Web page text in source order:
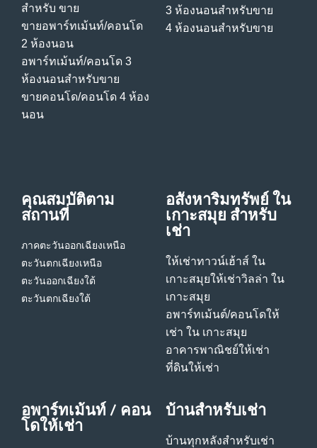
สําหรับ ขาย
ขายอพาร์ทเม้นท์/คอนโด
2 ห้องนอน
อพาร์ทเม้นท์/คอนโด 3
ห้องนอนสําหรับขาย
ขายคอนโด/คอนโด 4 ห้อง
นอน
3 ห้องนอนสําหรับขาย
4 ห้องนอนสําหรับขาย
คุณสมบัติตาม
สถานที่
ภาคตะวันออกเฉียงเหนือ
ตะวันตกเฉียงเหนือ
ตะวันออกเฉียงใต้
ตะวันตกเฉียงใต้
อสังหาริมทรัพย์ ใน
เกาะสมุย สําหรับ
เช่า
ให้เช่าทาวน์เฮ้าส์ ใน
เกาะสมุยให้เช่าวิลล่า ใน
เกาะสมุย
อพาร์ทเม้นต์/คอนโดให้
เช่า ใน เกาะสมุย
อาคารพาณิชย์ให้เช่า
ที่ดินให้เช่า
อพาร์ทเม้นท์ / คอน
โดให้เช่า
บ้านสําหรับเช่า
บ้านทุกหลังสําหรับเช่า